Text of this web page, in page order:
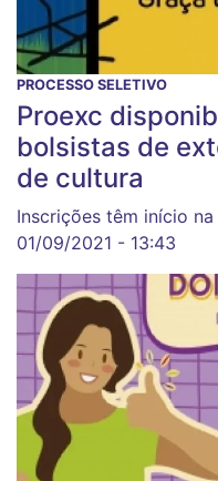
PROCESSO SELETIVO
Proexc
bolsistas de
de cultura
Inscrições têm início
01/09/2021 - 13:43